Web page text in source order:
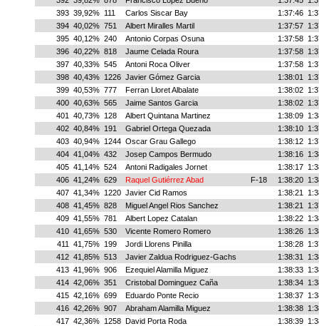
393 39,92% 111 Carlos Siscar Bay 1:37:46
394 40,02% 751 Albert Miralles Martil 1:37:57
395 40,12% 240 Antonio Corpas Osuna 1:37:58
396 40,22% 818 Jaume Celada Roura 1:37:58
397 40,33% 545 Antoni Roca Oliver 1:37:58
398 40,43% 1226 Javier Gómez Garcia 1:38:01
399 40,53% 777 Ferran Lloret Albalate 1:38:02
400 40,63% 565 Jaime Santos Garcia 1:38:02
401
40,73% 128 Albert Quintana Martinez 1:38:09
402 40,84% 191 Gabriel Ortega Quezada 1:38:10
403 40,94% 1244 Oscar Grau Gallego 1:38:12
404 41,04% 432 Josep Campos Bermudo 1:38:16
405 41,14% 524 Antoni Radigales Jornet 1:38:17
406 41,24% 629 Raquel Gutiérrez Abad F-18 1:38:20
407 41,34% 1220 Javier Cid Ramos 1:38:21
408 41,45% 828 Miguel Angel Rios Sanchez 1:38:21
409 41,55% 781 Albert Lopez Catalan 1:38:22
410 41,65% 530 Vicente Romero Romero 1:38:26
411
41,75% 199 Jordi Llorens Pinilla 1:38:28
412 41,85% 513 Javier Zaldua Rodriguez-Gachs 1:38:31
413 41,96% 906 Ezequiel Alamilla Miguez 1:38:33
414 42,06% 351 Cristobal Dominguez Caña 1:38:34
415 42,16% 699 Eduardo Ponte Recio 1:38:37
416 42,26% 907 Abraham Alamilla Miguez 1:38:38
417 42,36% 1258 David Porta Roda 1:38:39